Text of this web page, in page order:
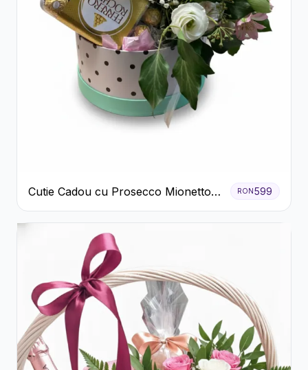
Cutie Cadou cu Prosecco Mionetto
Ferrero Rocher și Flori Pastelate
RON 599